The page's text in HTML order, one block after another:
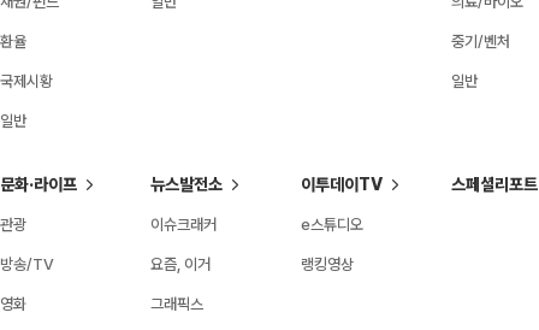
환율
국제시황
일반
중기/벤처
일반
문화·라이프
관광
방송/TV
영화
뉴스발전소
이슈크래커
요즘, 이거
그래픽스
이투데이TV
e스튜디오
랭킹영상
스페셜리포트